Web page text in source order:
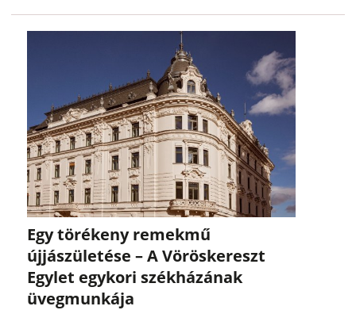
Egy törékeny remekmű
újjászületése – A Vöröskereszt
Egylet egykori székházának
üvegmunkája